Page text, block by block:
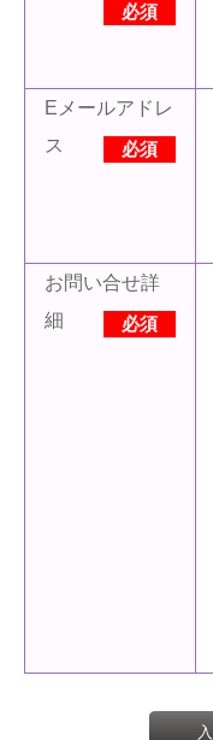
必須
Eメールアドレ
ス
必須
お問い合せ詳
細
必須